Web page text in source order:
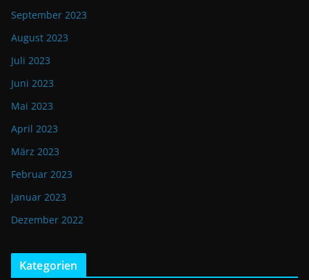
September 2023
August 2023
Juli 2023
Juni 2023
Mai 2023
April 2023
März 2023
Februar 2023
Januar 2023
Dezember 2022
Kategorien